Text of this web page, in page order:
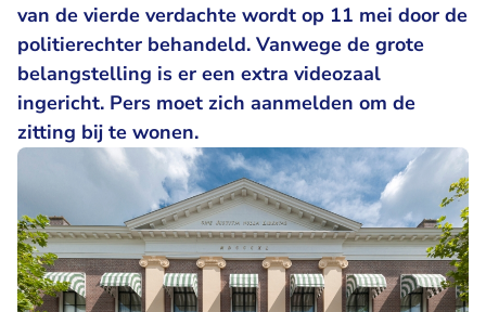
van de vierde verdachte wordt op 11 mei door de
politierechter behandeld. Vanwege de grote
belangstelling is er een extra videozaal
ingericht. Pers moet zich aanmelden om de
zitting bij te wonen.